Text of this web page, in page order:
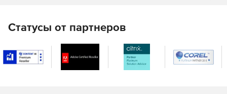
Портал самообслуживания
База знаний
Статусы от партнеров